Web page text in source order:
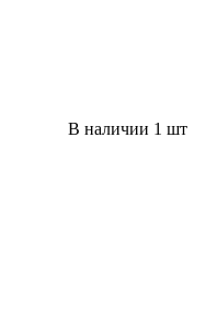
В наличии 1 шт